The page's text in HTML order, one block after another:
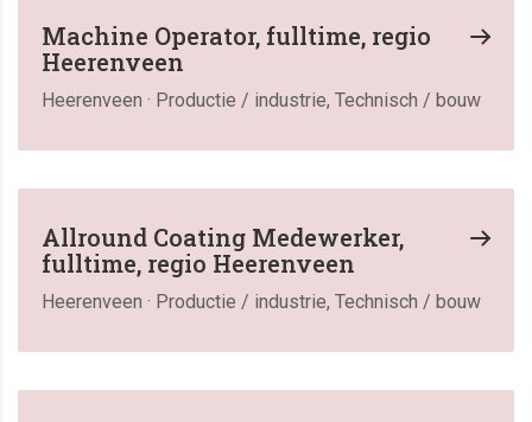
Machine Operator, fulltime, regio
Heerenveen
Heerenveen · Productie / industrie, Technisch / bouw
Allround Coating Medewerker,
fulltime, regio Heerenveen
Heerenveen · Productie / industrie, Technisch / bouw